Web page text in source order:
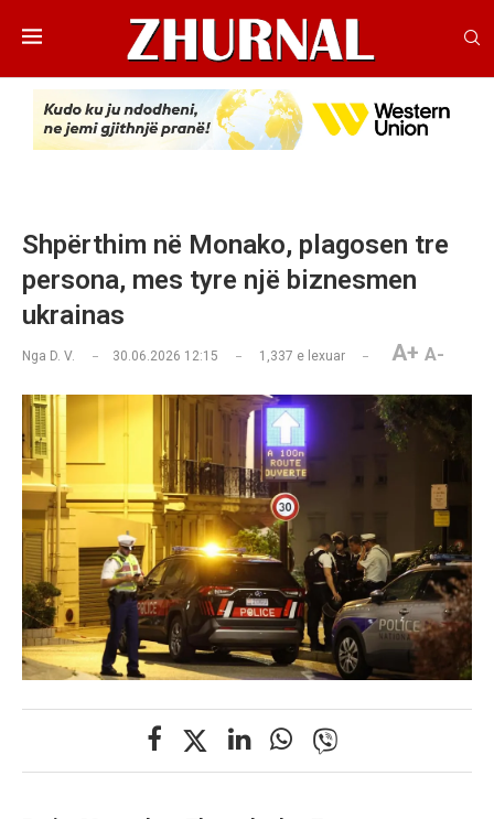
Shpërthim në Monako, plagosen tre
persona, mes tyre një biznesmen
ukrainas
Nga D. V. 30.06.2026 12:15 1,337 e lexuar A+ A-